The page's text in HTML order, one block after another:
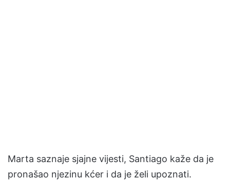
Marta saznaje sjajne vijesti, Santiago kaže da je
pronašao njezinu kćer i da je želi upoznati.